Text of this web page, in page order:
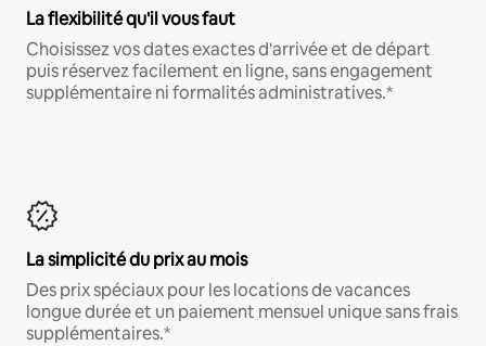
La flexibilité qu'il vous faut
Choisissez vos dates exactes d'arrivée et de départ
puis réservez facilement en ligne, sans engagement
supplémentaire ni formalités administratives.*
La simplicité du prix au mois
Des prix spéciaux pour les locations de vacances
longue durée et un paiement mensuel unique sans frais
supplémentaires.*